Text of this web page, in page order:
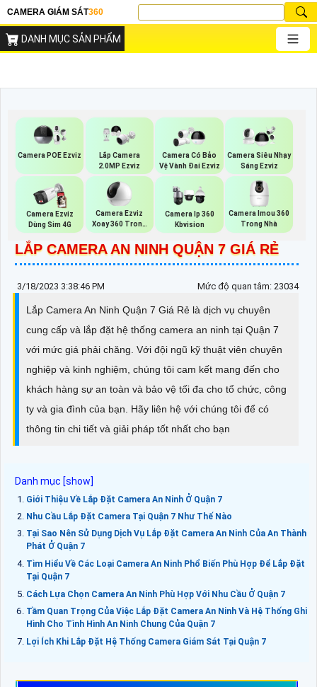
CAMERA GIÁM SÁT360
DANH MỤC SẢN PHẨM
Camera POE Ezviz
Lắp Camera
2.0MP Ezviz
Camera Có Bảo
Vệ Vành Đai Ezviz
Camera Siêu Nhạy
Sáng Ezviz
Camera Ezviz
Dùng Sim 4G
Camera Ezviz
Xoay 360 Trong
Nhà
Camera Ip 360
Kbvision
Camera Imou 360
Trong Nhà
LẮP CAMERA AN NINH QUẬN 7 GIÁ RẺ
3/18/2023 3:38:46 PM Mức độ quan tâm: 23034
Lắp Camera An Ninh Quận 7 Giá Rẻ là dịch vụ chuyên
cung cấp và lắp đặt hệ thống camera an ninh tại Quận 7
với mức giá phải chăng. Với đội ngũ kỹ thuật viên chuyên
nghiệp và kinh nghiệm, chúng tôi cam kết mang đến cho
khách hàng sự an toàn và bảo vệ tối đa cho tổ chức, công
ty và gia đình của bạn. Hãy liên hệ với chúng tôi để có
thông tin chi tiết và giải pháp tốt nhất cho bạn
Giới Thiệu Về Lắp Đặt Camera An Ninh Ở Quận 7
Nhu Cầu Lắp Đặt Camera Tại Quận 7 Như Thế Nào
Tại Sao Nên Sử Dụng Dịch Vụ Lắp Đặt Camera An Ninh Của An Thành
Phát Ở Quận 7
Tìm Hiểu Về Các Loại Camera An Ninh Phổ Biến Phù Hợp Để Lắp Đặt
Tại Quận 7
Cách Lựa Chọn Camera An Ninh Phù Hợp Với Nhu Cầu Ở Quận 7
Tầm Quan Trọng Của Việc Lắp Đặt Camera An Ninh Và Hệ Thống Ghi
Hình Cho Tình Hình An Ninh Chung Của Quận 7
Lợi Ích Khi Lắp Đặt Hệ Thống Camera Giám Sát Tại Quận 7